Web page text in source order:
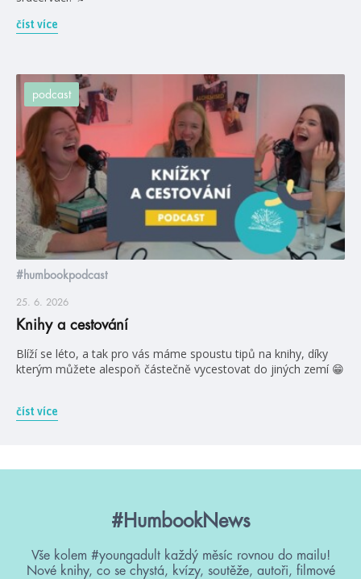
číst více
podcast
#humbookpodcast
25. 6. 2026
Knihy a cestování
Blíží se léto, a tak pro vás máme spoustu tipů na knihy, díky
kterým můžete alespoň částečně vycestovat do jiných zemí 😁
číst více
#HumbookNews
Vše kolem #youngadult každý měsíc rovnou do mailu!
Nové knihy, co se chystá, kvízy, soutěže, autoři, filmové